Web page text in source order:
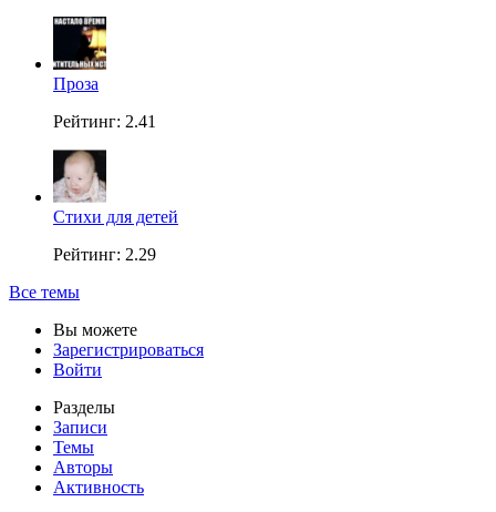
Проза
Рейтинг: 2.41
Стихи для детей
Рейтинг: 2.29
Все темы
Вы можете
Зарегистрироваться
Войти
Разделы
Записи
Темы
Авторы
Активность